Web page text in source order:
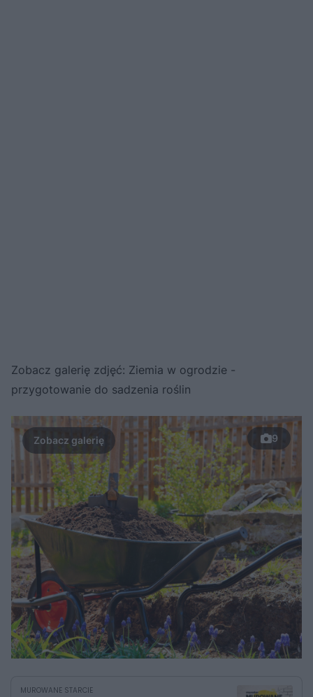
Zobacz galerię zdjęć: Ziemia w ogrodzie -
przygotowanie do sadzenia roślin
9
MUROWANE STARCIE